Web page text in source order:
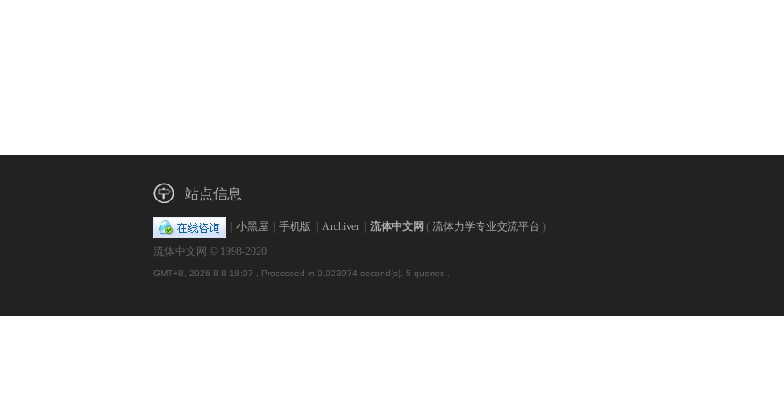
站点信息
小黑屋 手机版 Archiver 流体中文网 ( 流体力学专业交流平台 )
流体中文网 © 1998-2020
GMT+8, 2026-8-8 18:07 , Processed in 0.023974 second(s), 5 queries .